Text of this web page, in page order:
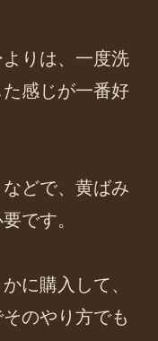
りは、一度洗
感じが一番好
どで、黄ばみ
です。
に購入して、
のやり方でも